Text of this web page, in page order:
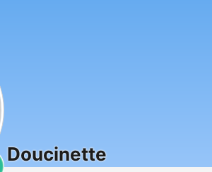
Doucinette